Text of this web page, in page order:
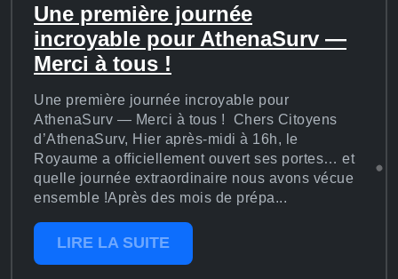
Une première journée
incroyable pour AthenaSurv —
Merci à tous !
Une première journée incroyable pour
AthenaSurv — Merci à tous ! Chers Citoyens
d’AthenaSurv, Hier après-midi à 16h, le
Royaume a officiellement ouvert ses portes… et
quelle journée extraordinaire nous avons vécue
ensemble !Après des mois de prépa...
LIRE LA SUITE